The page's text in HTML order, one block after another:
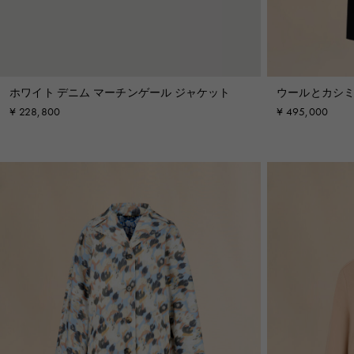
ホワイト デニム マーチンゲール ジャケット
¥ 228,800
ウールとカシ
¥ 495,000